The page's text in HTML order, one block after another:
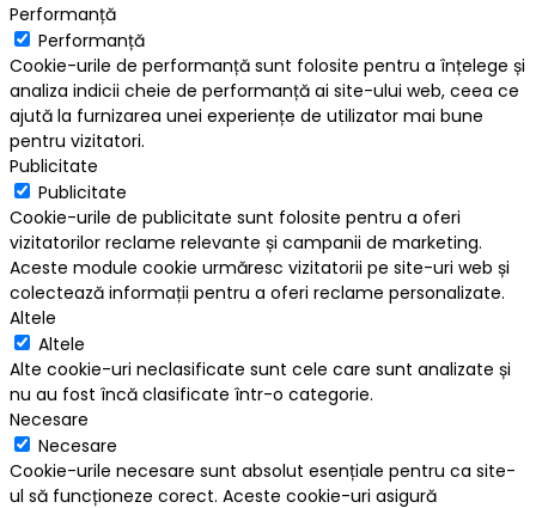
Performanță
Performanță
Cookie-urile de performanță sunt folosite pentru a înțelege și
analiza indicii cheie de performanță ai site-ului web, ceea ce
ajută la furnizarea unei experiențe de utilizator mai bune
pentru vizitatori.
Publicitate
Publicitate
Cookie-urile de publicitate sunt folosite pentru a oferi
vizitatorilor reclame relevante și campanii de marketing.
Aceste module cookie urmăresc vizitatorii pe site-uri web și
colectează informații pentru a oferi reclame personalizate.
Altele
Altele
Alte cookie-uri neclasificate sunt cele care sunt analizate și
nu au fost încă clasificate într-o categorie.
Necesare
Necesare
Cookie-urile necesare sunt absolut esențiale pentru ca site-
ul să funcționeze corect. Aceste cookie-uri asigură